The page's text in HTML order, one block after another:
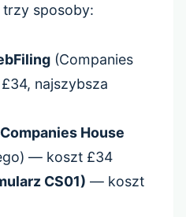
trzy sposoby:
(Companies
najszybsza
House
— koszt £34
CS01) — koszt